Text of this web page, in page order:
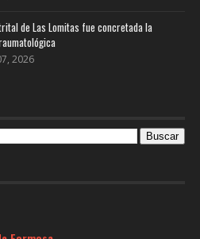
de Las Lomitas fue concretada la
2026